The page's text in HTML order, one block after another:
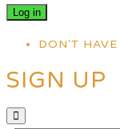
DON'T
SIGN UP